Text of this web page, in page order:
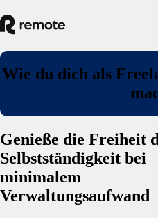
Wie du dich als
Genieße die Freiheit
Selbstständigkeit bei
minimalem
Verwaltungsaufwand